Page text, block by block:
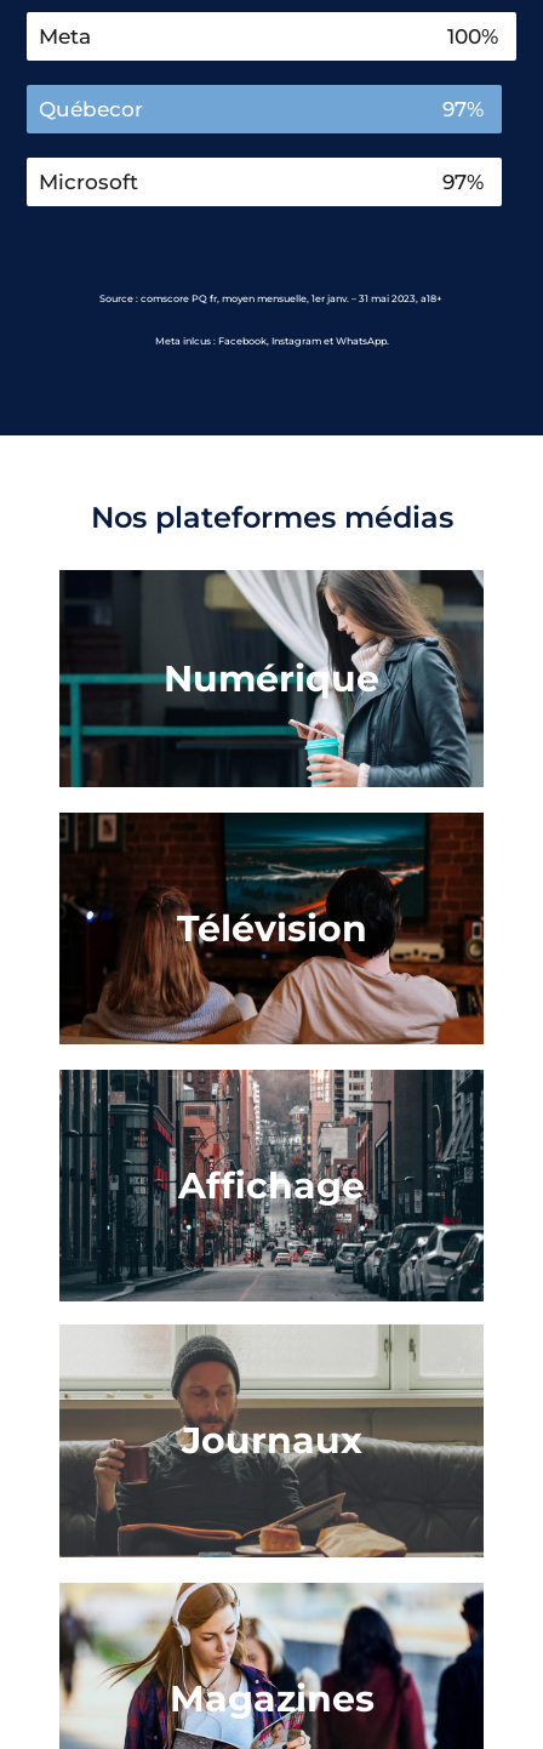
Meta 100%
Québecor 97%
Microsoft 97%
Source : comscore PQ fr, moyen mensuelle, 1er janv. – 31 mai 2023, a18+
Meta inlcus : Facebook, Instagram et WhatsApp.​
Nos plateformes médias
Numérique
Télévision
Affichage
Journaux
Magazines